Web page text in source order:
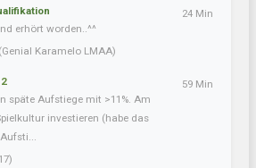
erhört worden..^^
(Genial Karamelo LMAA)
24 Min
späte Aufstiege mit >11%. Am
investieren (habe das
59 Min